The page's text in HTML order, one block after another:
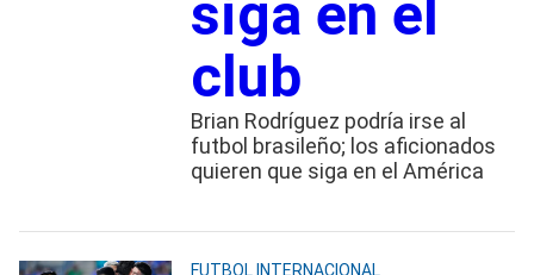
siga en el
club
Brian Rodríguez podría irse al
futbol brasileño; los aficionados
quieren que siga en el América
FUTBOL INTERNACIONAL